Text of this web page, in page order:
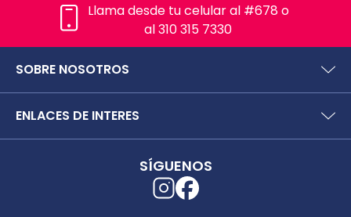
Califica el producto de 1 a 5 estrellas
★★
Dirección de email
Escribe un comentario
Llama desde tu celular al #678 o
al 310 315 7330
SOBRE NOSOTROS
Preguntas frecuentes
Políticas y términos de uso
Términos y condiciones puntos saludables
ENLACES DE INTERES
SÍGUENOS